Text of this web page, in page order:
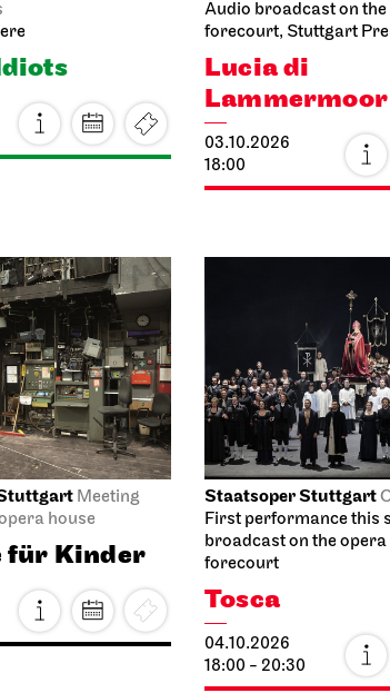
Audio broadcast on
forecourt, Stuttgart
Lucia di
Lammermoor
03.10.2026
18:00
Meeting
house
für Kinder
Staatsoper Stuttgart
First performance this
broadcast on the opera
forecourt
Tosca
04.10.2026
18:00 - 20:30